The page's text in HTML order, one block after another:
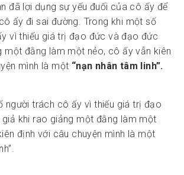
đã lợi dụng sự yếu đuối của cô ấy để
ấy đi sai đường. Trong khi một số
vì thiếu giá trị đạo đức và đạo đức
một đằng làm một nẻo, cô ấy vẫn kiên
mình là một “nạn nhân tâm linh”.
người trách cô ấy vì thiếu giá trị đạo
khi rao giảng một đằng làm một
định với câu chuyện mình là một